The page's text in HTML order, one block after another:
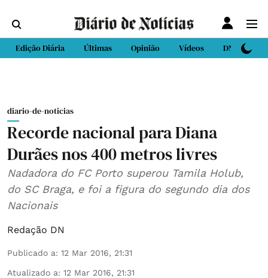
Edição Diária Últimas Opinião Vídeos DN Sport
diario-de-noticias
Recorde nacional para Diana
Durães nos 400 metros livres
Nadadora do FC Porto superou Tamila Holub,
do SC Braga, e foi a figura do segundo dia dos
Nacionais
Redação DN
Publicado a: 12 Mar 2016, 21:31
Atualizado a: 12 Mar 2016, 21:31